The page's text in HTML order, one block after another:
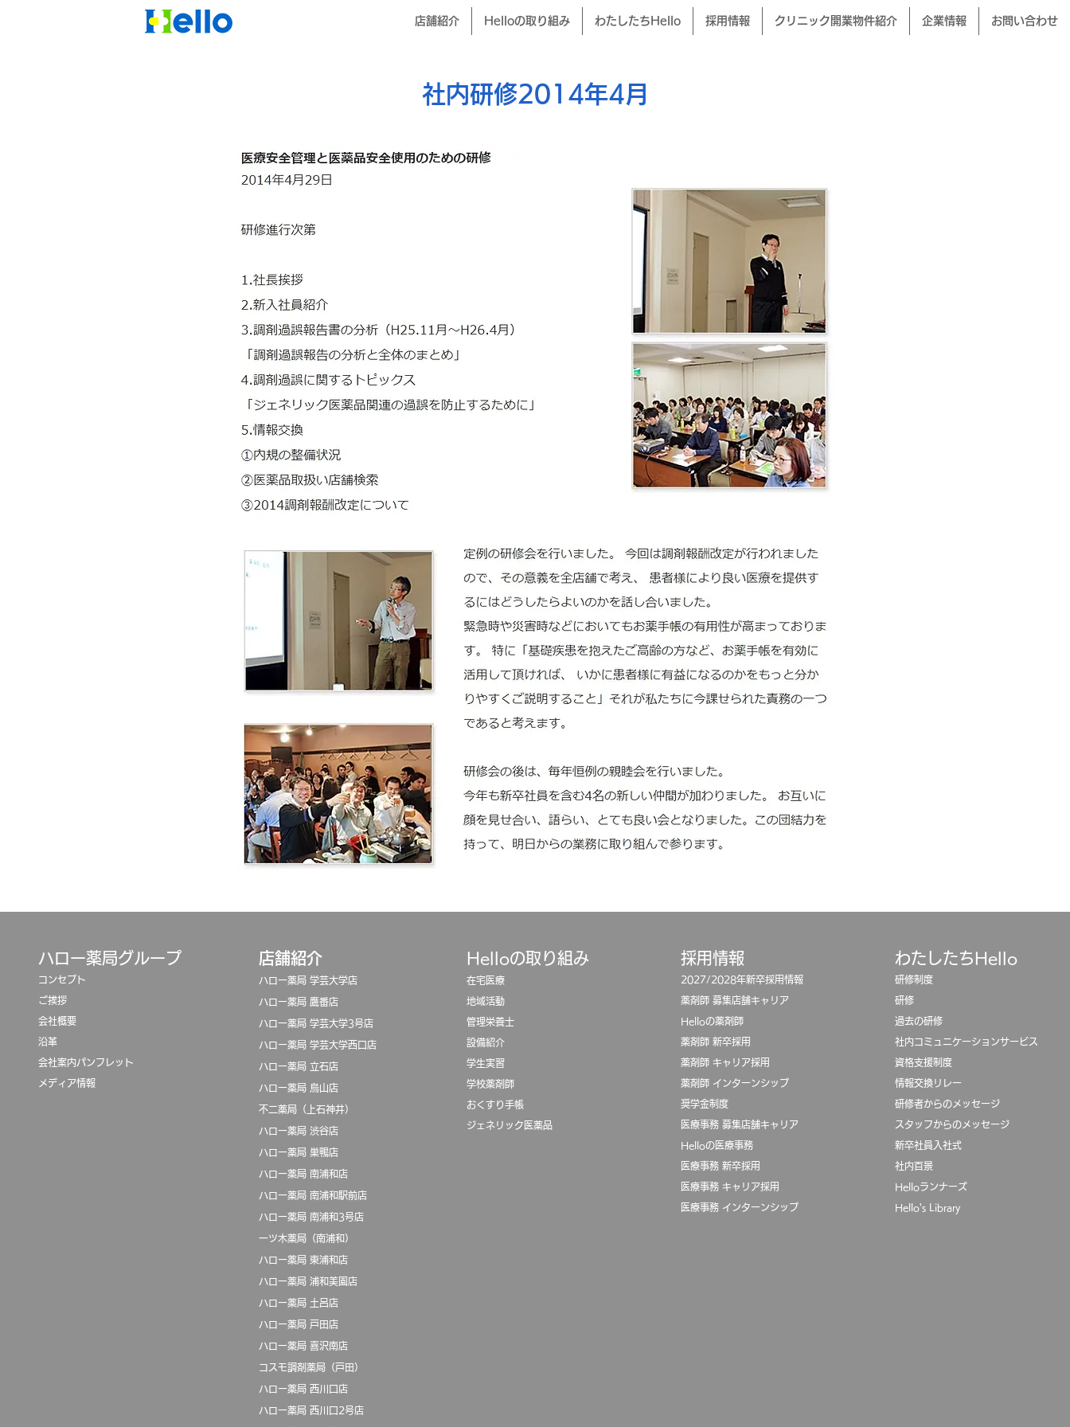
店舗紹介 Helloの取り組み わたしたちHello 採用情報 クリニック開業物件紹介 企業情報 お問い合わせ
社内研修2014年4月
​ハロー薬局グループ
コンセプト
ご挨拶
会社概要
沿革
​会社案内パンフレット
​メディア情報
店舗紹介
ハロー薬局 学芸大学店
ハロー薬局 鷹番店
ハロー薬局 学芸大学3号店
​ハロー薬局 学芸大学西口店
ハロー薬局 立石店
ハロー薬局 烏山店
​不二薬局（上石神井）
ハロー薬局 渋谷店
​ハロー薬局 巣鴨店
ハロー薬局 南浦和店
ハロー薬局 南浦和駅前店
ハロー薬局 南浦和3号店
一ツ木薬局（南浦和）
ハロー薬局 東浦和店
ハロー薬局 浦和美園店
ハロー薬局 土呂店
ハロー薬局 戸田店
​ハロー薬局 喜沢南店
コスモ調剤薬局（戸田）
ハロー薬局 西川口店
ハロー薬局 西川口2号店
Helloの取り組み
在宅医療
地域活動
​管理栄養士
設備紹介
学生実習
学校薬剤師
おくすり手帳
ジェネリック医薬品
​採用情報
2027/2028年新卒採用情報
薬剤師 募集店舗キャリア
Helloの薬剤師
薬剤師 新卒採用
薬剤師 キャリア採用
薬剤師 インターンシップ
奨学金制度
医療事務 募集店舗キャリア
Helloの医療事務
医療事務 新卒採用
医療事務 キャリア採用
医療事務 インターンシップ
わたしたちHello
研修制度
​研修
過去の研修
​社内コミュニケーションサービス
​資格支援制度
​情報交換リレー
​研修者からのメッセージ
スタッフからのメッセージ
新卒社員入社式
社内百景
Helloランナーズ
Hello's Library